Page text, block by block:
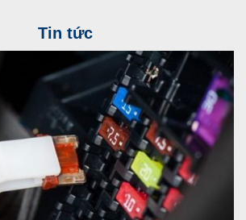
Tin tức